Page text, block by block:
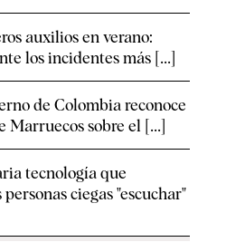
auxilios en verano:
los incidentes más [...]
de Colombia reconoce
Marruecos sobre el [...]
tecnología que
ciegas "escuchar"